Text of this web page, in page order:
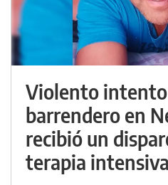
Violento intento
barrendero en
recibió un
terapia intensiva